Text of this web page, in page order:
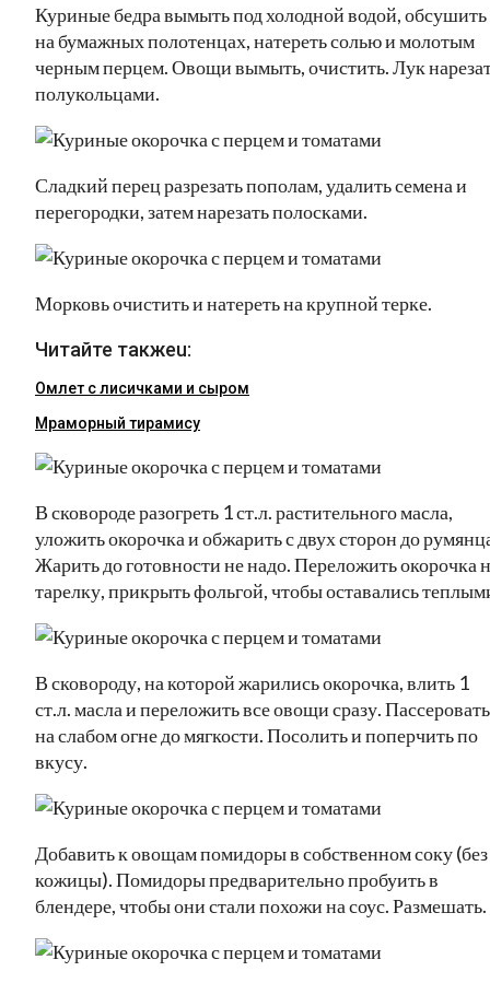
Куриные бедра вымыть под холодной водой, обсушить
на бумажных полотенцах, натереть солью и молотым
черным перцем. Овощи вымыть, очистить. Лук
полукольцами.
Сладкий перец разрезать пополам, удалить семена и
перегородки, затем нарезать полосками.
Морковь очистить и натереть на крупной терке.
Читайте такжеu:
Омлет с лисичками и сыром
Мраморный тирамису
В сковороде разогреть 1 ст.л. растительного масла,
уложить окорочка и обжарить с двух сторон до
Жарить до готовности не надо. Переложить окорочка
тарелку, прикрыть фольгой, чтобы оставались
В сковороду, на которой жарились окорочка, влить 1
ст.л. масла и переложить все овощи сразу. Пассеровать
на слабом огне до мягкости. Посолить и поперчить по
вкусу.
Добавить к овощам помидоры в собственном соку (без
кожицы). Помидоры предварительно пробуить в
блендере, чтобы они стали похожи на соус. Размешать.